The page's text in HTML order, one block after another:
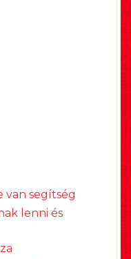
van segítség
lenni és